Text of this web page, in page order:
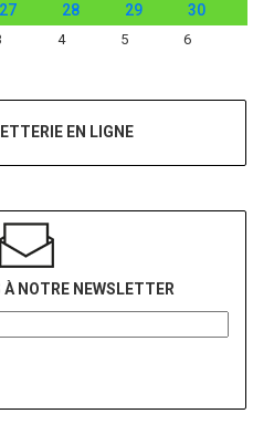
27 28 29
30
4 5 6
EN LIGNE
NOTRE NEWSLETTER